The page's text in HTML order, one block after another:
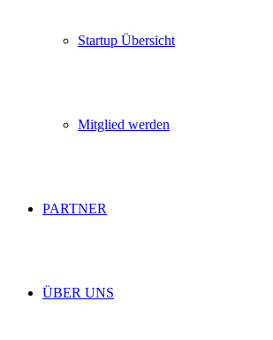
Startup Übersicht
Mitglied werden
PARTNER
ÜBER UNS